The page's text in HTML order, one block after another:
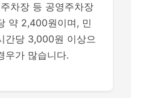
차장 등 공영주차장
약 2,400원이며, 민
간당 3,000원 이상으
우가 많습니다.